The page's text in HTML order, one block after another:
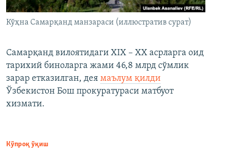
Кўҳна Самарқанд манзараси (иллюстратив сурат)
Самарқанд вилоятидаги XIX – XX асрларга оид
тарихий биноларга жами 46,8 млрд сўмлик
зарар етказилган, дея маълум қилди
Ўзбекистон Бош прокуратураси матбуот
хизмати.
Кўпроқ ўқиш